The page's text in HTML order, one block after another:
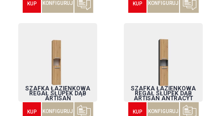
KUP KONFIGURUJ KUP KONFIGURUJ
SZAFKA ŁAZIENKOWA
REGAŁ SŁUPEK DĄB
ARTISAN
KUP KONFIGURUJ
SZAFKA ŁAZIENKOWA
REGAŁ SŁUPEK DĄB
ARTISAN ANTRACYT
KUP KONFIGURUJ